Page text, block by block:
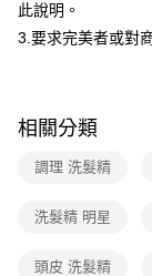
此說明。
3.要求完美者或對
相關分類
調理 洗髮精
洗髮精 明星
頭皮 洗髮精